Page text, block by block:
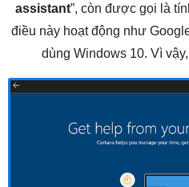
assistant”, còn được gọi là
điều này hoạt động như
dùng Windows 10. Vì